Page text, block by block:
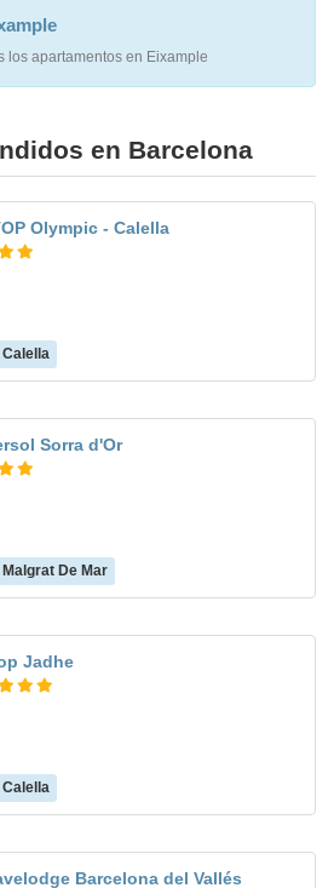
los apartamentos en Eixample
en Barcelona
Olympic - Calella
Calella
Sorra d'Or
Malgrat De Mar
Jadhe
Calella
Barcelona del Vallés